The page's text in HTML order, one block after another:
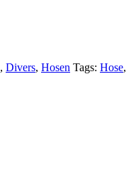
, Divers, Hosen Tags: Hose,